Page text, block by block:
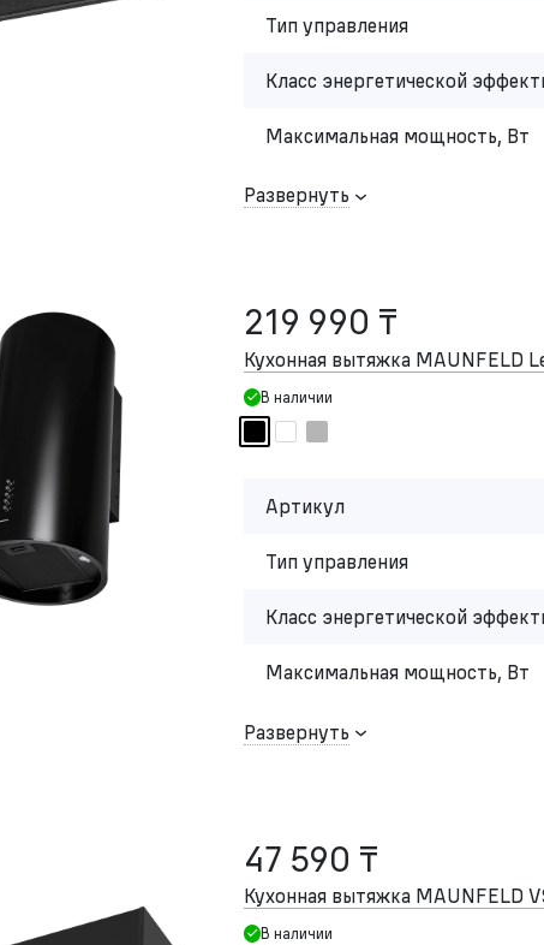
Тип управления
Класс энергетической
Максимальная мощность, Вт
Развернуть
219 990 ₸
Кухонная вытяжка MAUNFELD
В наличии
Артикул
Тип управления
Класс энергетической
Максимальная мощность, Вт
Развернуть
47 590 ₸
Кухонная вытяжка MAUNFELD
В наличии